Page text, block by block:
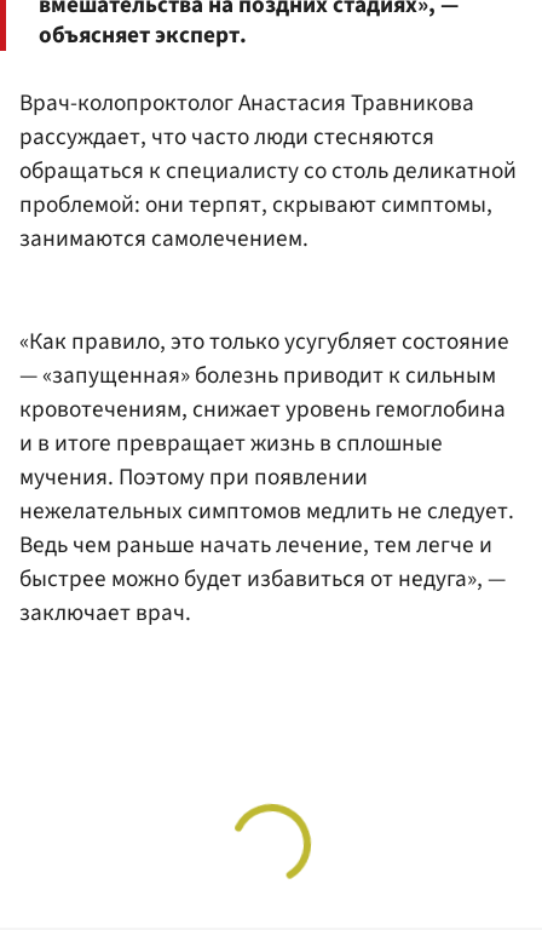
объясняет эксперт.
Врач-колопроктолог Анастасия Травникова
рассуждает, что часто люди стесняются
обращаться к специалисту со столь деликатной
проблемой: они терпят, скрывают симптомы,
занимаются самолечением.
«Как правило, это только усугубляет состояние
— «запущенная» болезнь приводит к сильным
кровотечениям, снижает уровень гемоглобина
и в итоге превращает жизнь в сплошные
мучения. Поэтому при появлении
нежелательных симптомов медлить не следует.
Ведь чем раньше начать лечение, тем легче и
быстрее можно будет избавиться от недуга», —
заключает врач.